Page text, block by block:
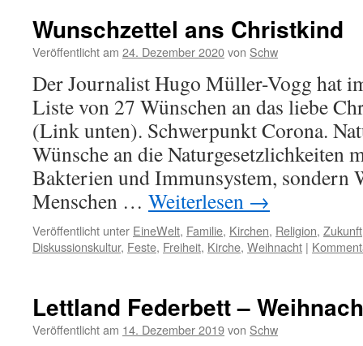
Wunschzettel ans Christkind
Veröffentlicht am 24. Dezember 2020von Schw
Der Journalist Hugo Müller-Vogg hat
Liste von 27 Wünschen an das liebe
(Link unten). Schwerpunkt Corona.
Wünsche an die Naturgesetzlichkeiten
Bakterien und Immunsystem, sondern
Menschen … Weiterlesen →
Veröffentlicht unter EineWelt, Familie, Kirchen, Religion, Zukunft
Diskussionskultur, Feste, Freiheit, Kirche, Weihnacht |
Lettland Federbett –
Veröffentlicht am 14. Dezember 2019von Schw